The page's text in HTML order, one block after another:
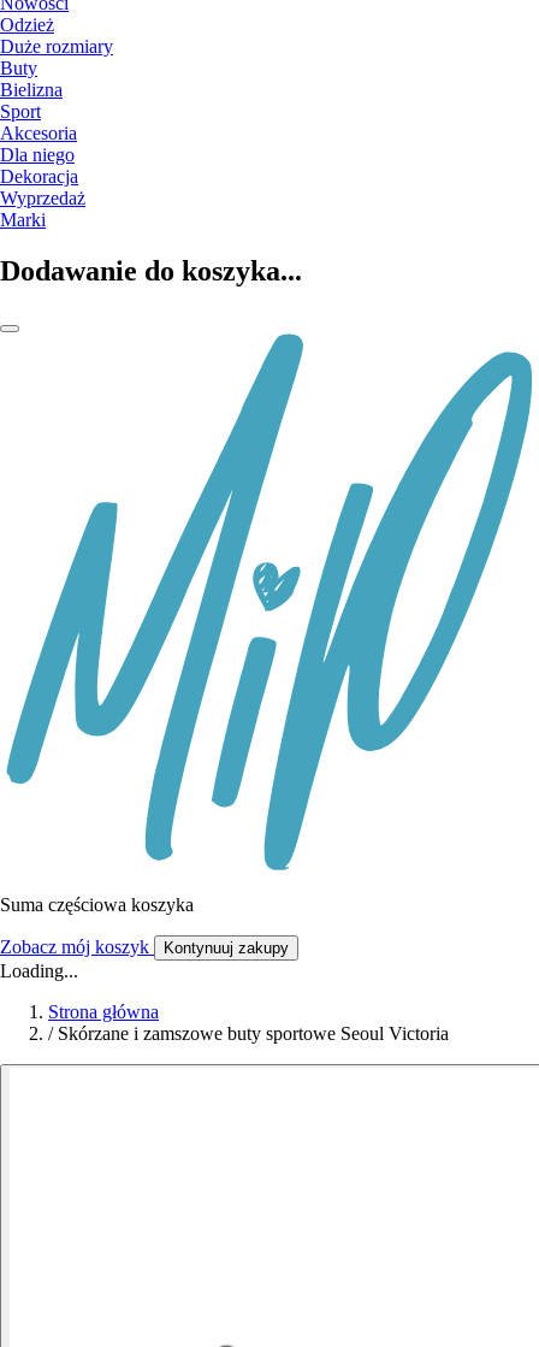
Odzież
Duże rozmiary
Buty
Bielizna
Sport
Akcesoria
Dla niego
Dekoracja
Wyprzedaż
Marki
Dodawanie do koszyka...
Suma częściowa koszyka
Zobacz mój koszyk Kontynuuj zakupy
Loading...
Strona główna
/ Skórzane i zamszowe buty sportowe Seoul Victoria